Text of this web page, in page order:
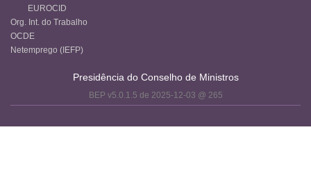
EUROCID
Org. Int. do Trabalho
OCDE
Netemprego (IEFP)
Presidência do Conselho de Ministros
BEP v5.0.1.5 de 2025-12-03 @ 265